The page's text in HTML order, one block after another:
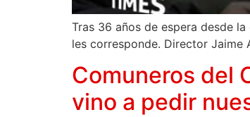
Tras 36 años de espera desde
les corresponde. Director Jaime
Comuneros del
vino a pedir